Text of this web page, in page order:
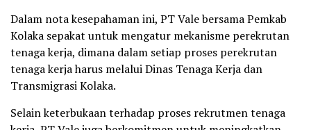
Dalam nota kesepahaman ini, PT Vale bersama Pemkab
Kolaka sepakat untuk mengatur mekanisme perekrutan
tenaga kerja, dimana dalam setiap proses perekrutan
tenaga kerja harus melalui Dinas Tenaga Kerja dan
Transmigrasi Kolaka.
Selain keterbukaan terhadap proses rekrutmen tenaga